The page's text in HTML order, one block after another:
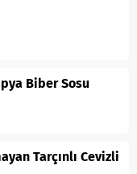
Biber Sosu
Tarçınlı Cevizli